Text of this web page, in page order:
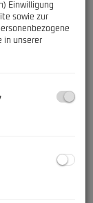
Einwilligung
sowie zur
in unserer